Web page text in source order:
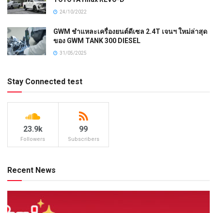
24/10/2022
GWM ชำแหละเครื่องยนต์ดีเซล 2.4T เจนฯ ใหม่ล่าสุด
ของ GWM TANK 300 DIESEL
31/05/2025
Stay Connected test
23.9k
Followers
99
Subscribers
Recent News